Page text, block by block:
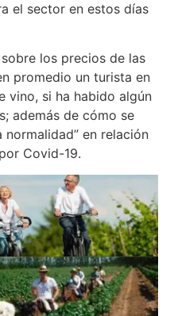
el sector en estos días
los precios de las
promedio un turista en
vino, si ha habido algún
además de cómo se
normalidad” en relación
Covid-19.